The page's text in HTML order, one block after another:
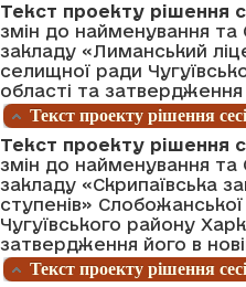
Текст проекту рішення
змін до найменування
закладу «Лиманський
селищної ради
області та затвердження
Текст проекту рішення
Текст проекту рішення
змін до найменування
закладу «Скрипаївська
ступенів»
Чугуївського району
затвердження його в
Текст проекту рішення